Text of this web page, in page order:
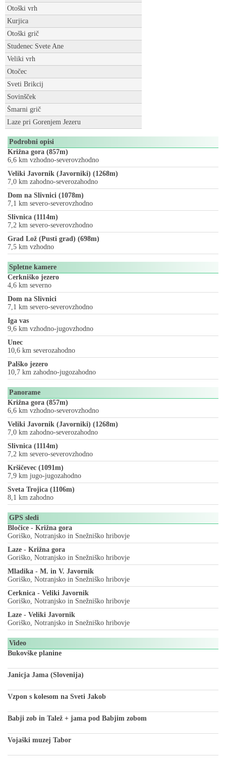
Otoški vrh
Kurjica
Otoški grič
Studenec Svete Ane
Veliki vrh
Otočec
Sveti Brikcij
Sovinšček
Šmarni grič
Laze pri Gorenjem Jezeru
Podrobni opisi
Križna gora (857m)
6,6 km vzhodno-severovzhodno
Veliki Javornik (Javorniki) (1268m)
7,0 km zahodno-severozahodno
Dom na Slivnici (1078m)
7,1 km severo-severovzhodno
Slivnica (1114m)
7,2 km severo-severovzhodno
Grad Lož (Pusti grad) (698m)
7,5 km vzhodno
Spletne kamere
Cerkniško jezero
4,6 km severno
Dom na Slivnici
7,1 km severo-severovzhodno
Iga vas
9,6 km vzhodno-jugovzhodno
Unec
10,6 km severozahodno
Palško jezero
10,7 km zahodno-jugozahodno
Panorame
Križna gora (857m)
6,6 km vzhodno-severovzhodno
Veliki Javornik (Javorniki) (1268m)
7,0 km zahodno-severozahodno
Slivnica (1114m)
7,2 km severo-severovzhodno
Kršičevec (1091m)
7,9 km jugo-jugozahodno
Sveta Trojica (1106m)
8,1 km zahodno
GPS sledi
Bločice - Križna gora
Goriško, Notranjsko in Snežniško hribovje
Laze - Križna gora
Goriško, Notranjsko in Snežniško hribovje
Mladika - M. in V. Javornik
Goriško, Notranjsko in Snežniško hribovje
Cerknica - Veliki Javornik
Goriško, Notranjsko in Snežniško hribovje
Laze - Veliki Javornik
Goriško, Notranjsko in Snežniško hribovje
Video
Bukovške planine
Janicja Jama (Slovenija)
Vzpon s kolesom na Sveti Jakob
Babji zob in Talež + jama pod Babjim zobom
Vojaški muzej Tabor